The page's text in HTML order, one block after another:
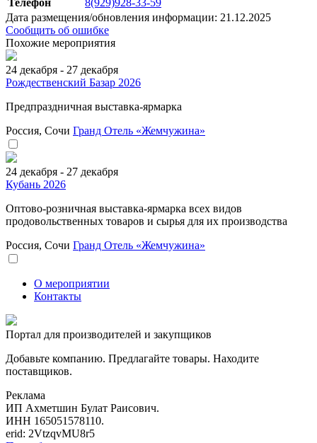
Дата размещения/обновления информации: 21.12.2025
Сообщить об ошибке
Похожие мероприятия
24 декабря - 27 декабря
Рождественский Базар 2026
Предпраздничная выставка-ярмарка
Россия, Сочи Гранд Отель «Жемчужина»
24 декабря - 27 декабря
Кубань 2026
Оптово-розничная выставка-ярмарка всех видов
продовольственных товаров и сырья для их производства
Россия, Сочи Гранд Отель «Жемчужина»
О мероприятии
Контакты
Портал для производителей и закупщиков
Добавьте компанию. Предлагайте товары. Находите
поставщиков.
Реклама
ИП Ахметшин Булат Раисович.
ИНН 165051578110.
erid: 2VtzqvMU8r5